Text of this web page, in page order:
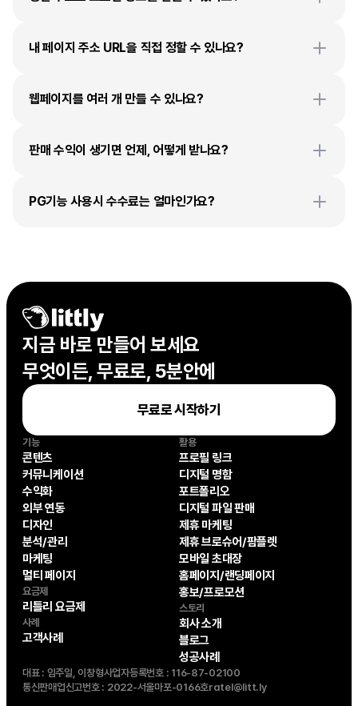
내 페이지 주소 URL을 직접 정할 수 있나요?
웹페이지를 여러 개 만들 수 있나요?
판매 수익이 생기면 언제, 어떻게 받나요?
PG기능 사용시 수수료는 얼마인가요?
지금 바로 만들어 보세요
무엇이든, 무료로, 5분안에
무료로 시작하기
기능
콘텐츠
커뮤니케이션
수익화
외부 연동
디자인
분석/관리
마케팅
멀티 페이지
요금제
리틀리 요금제
사례
고객사례
스토리
블로그
성공사례
회사 소개
활용
프로필 링크
디지털 명함
포트폴리오
디지털 파일 판매
제휴 마케팅
제휴 브로슈어/팜플렛
모바일 초대장
홈페이지/랜딩페이지
홍보/프로모션
대표 : 임주일, 이창형사업자등록번호 : 116-87-02100
통신판매업신고번호 : 2022-서울마포-0166호ratel@litt.ly